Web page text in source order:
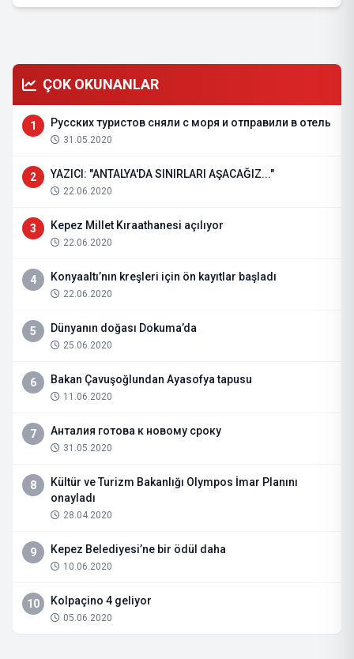
ÇOK OKUNANLAR
1 Русских туристов сняли с моря и отправили в отель
31.05.2020
2 YAZICI: "ANTALYA'DA SINIRLARI AŞACAĞIZ..."
22.06.2020
3 Kepez Millet Kıraathanesi açılıyor
22.06.2020
4 Konyaaltı’nın kreşleri için ön kayıtlar başladı
22.06.2020
5 Dünyanın doğası Dokuma’da
25.06.2020
6 Bakan Çavuşoğlundan Ayasofya tapusu
11.06.2020
7 Анталия готова к новому сроку
31.05.2020
8
Kültür ve Turizm Bakanlığı Olympos İmar Planını
onayladı
28.04.2020
9 Kepez Belediyesi’ne bir ödül daha
10.06.2020
10 Kolpaçino 4 geliyor
05.06.2020